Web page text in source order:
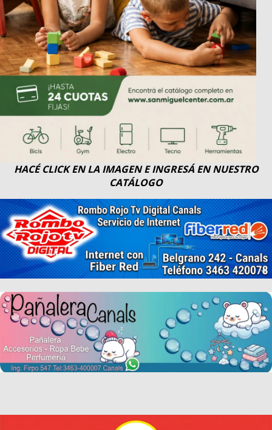
HACÉ CLICK EN LA IMAGEN E INGRESÁ EN NUESTRO
CATÁLOGO